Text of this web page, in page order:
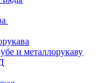
и металлорукаву